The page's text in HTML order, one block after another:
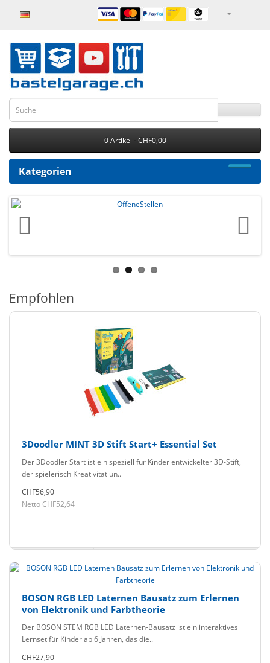
0 Artikel - CHF0,00
Kategorien
Empfohlen
3Doodler MINT 3D Stift Start+ Essential Set
Der 3Doodler Start ist ein speziell für Kinder entwickelter 3D-Stift,
der spielerisch Kreativität un..
CHF56,90
Netto CHF52,64
BOSON RGB LED Laternen Bausatz zum Erlernen
von Elektronik und Farbtheorie
Der BOSON STEM RGB LED Laternen-Bausatz ist ein interaktives
Lernset für Kinder ab 6 Jahren, das die..
CHF27,90